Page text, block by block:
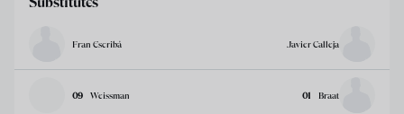
Fran Escribá Javier Calleja
09 Weissman 01 Braat